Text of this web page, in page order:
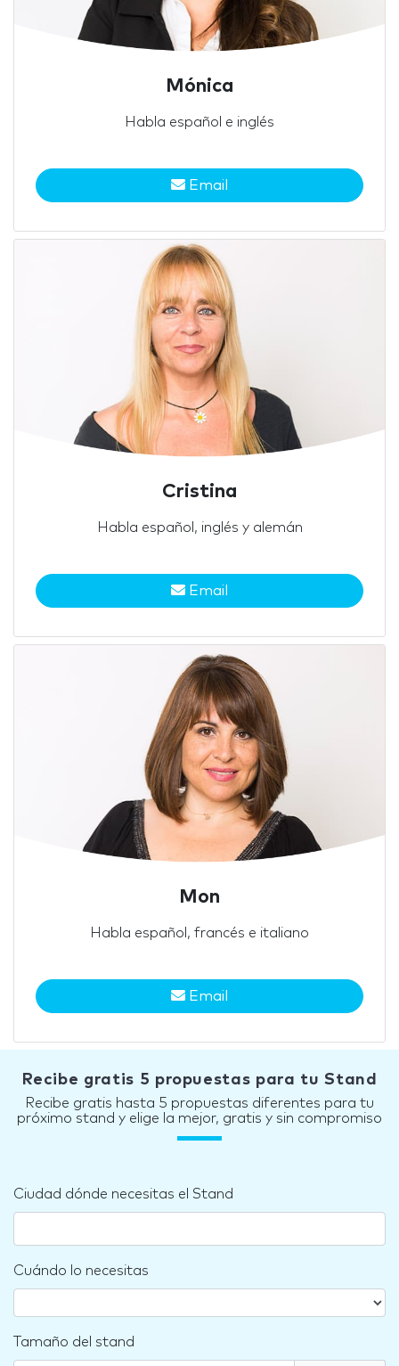
Mónica
Habla español e inglés
Email
Cristina
Habla español, inglés y alemán
Email
Mon
Habla español, francés e italiano
Email
Recibe gratis 5 propuestas para tu Stand
Recibe gratis hasta 5 propuestas diferentes para tu
próximo stand y elige la mejor, gratis y sin compromiso
Ciudad dónde necesitas el Stand
Cuándo lo necesitas
Tamaño del stand